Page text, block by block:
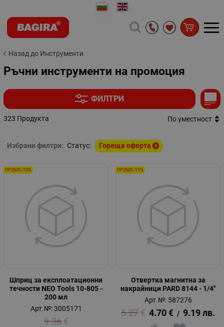
Назад до Инструменти
Ръчни инструменти на промоция
ФИЛТРИ
323 Продукта По уместност
Избрани филтри: Статус: Гореща оферта
Шприц за експлоатационни
течности NEO Tools 10-805 -
200 мл
Арт.№: 3005171
9.36 €
ПРОМО -10%
Отвертка магнитна за
накрайници PARD 8144 - 1/4"
Арт.№: 587276
5.27 € 4.70 € / 9.19 лв.
ПРОМО -11%